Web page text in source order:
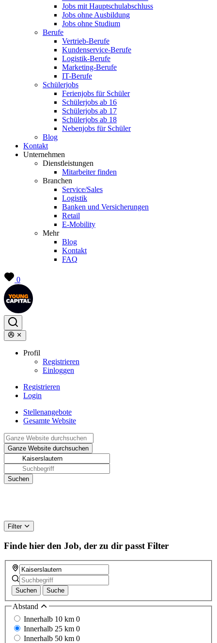
Jobs mit Hauptschulabschluss
Jobs ohne Ausbildung
Jobs ohne Studium
Berufe
Vertrieb-Berufe
Kundenservice-Berufe
Logistik-Berufe
Marketing-Berufe
IT-Berufe
Schülerjobs
Ferienjobs für Schüler
Schülerjobs ab 16
Schülerjobs ab 17
Schülerjobs ab 18
Nebenjobs für Schüler
Blog
Kontakt
Unternehmen
Dienstleistungen
Mitarbeiter finden
Branchen
Service/Sales
Logistik
Banken und Versicherungen
Retail
E-Mobility
Mehr
Blog
Kontakt
FAQ
0
Profil
Registrieren
Einloggen
Registrieren
Login
Stellenangebote
Gesamte Website
Filter
Finde hier den Job, der zu dir passt Filter
Suchen Suche
Abstand
Innerhalb 10 km 0
Innerhalb 25 km 0
Innerhalb 50 km 0